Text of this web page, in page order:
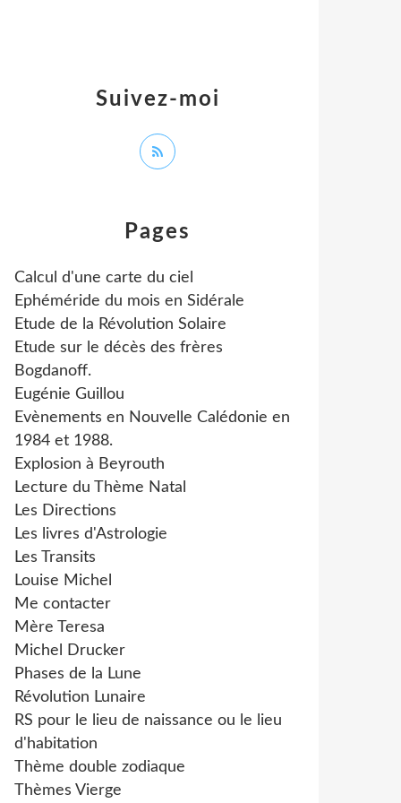
Pages
Calcul d'une carte du ciel
Ephéméride du mois en Sidérale
Etude de la Révolution Solaire
Etude sur le décès des frères
Bogdanoff.
Eugénie Guillou
Evènements en Nouvelle Calédonie en
1984 et 1988.
Explosion à Beyrouth
Lecture du Thème Natal
Les Directions
Les livres d'Astrologie
Les Transits
Louise Michel
Me contacter
Mère Teresa
Michel Drucker
Phases de la Lune
Révolution Lunaire
RS pour le lieu de naissance ou le lieu
d'habitation
Thème double zodiaque
Thèmes Vierge
Suivez-moi